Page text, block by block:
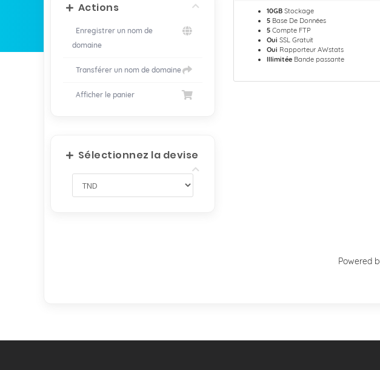
Actions
Enregistrer un nom de
domaine
Transférer un nom de domaine
Afficher le panier
Sélectionnez la devise
10GB Stockage
5 Base De Données
5 Compte FTP
Oui SSL Gratuit
Oui Rapporteur AWstats
Illimitée Bande passante
Powered